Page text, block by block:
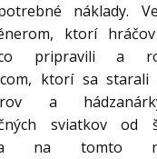
náklady.
ktorí
pripravili a
ktorí sa starali
a
sviatkov od
na tomto